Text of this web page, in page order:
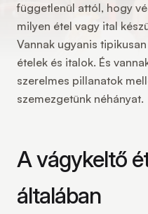
függetlenül attól, hogy
milyen étel vagy ital
Vannak ugyanis
ételek és italok. És
szerelmes pillanatok
szemezgetünk néhányat.
A vágykeltő
általában